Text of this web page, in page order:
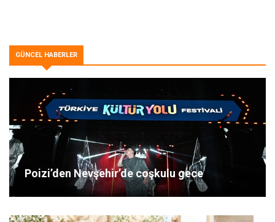
GÜNCEL HABERLER
Poizi’den Nevşehir’de coşkulu gece